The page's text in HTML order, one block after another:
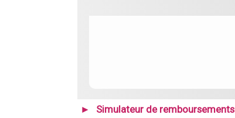
Simulateur de remboursements